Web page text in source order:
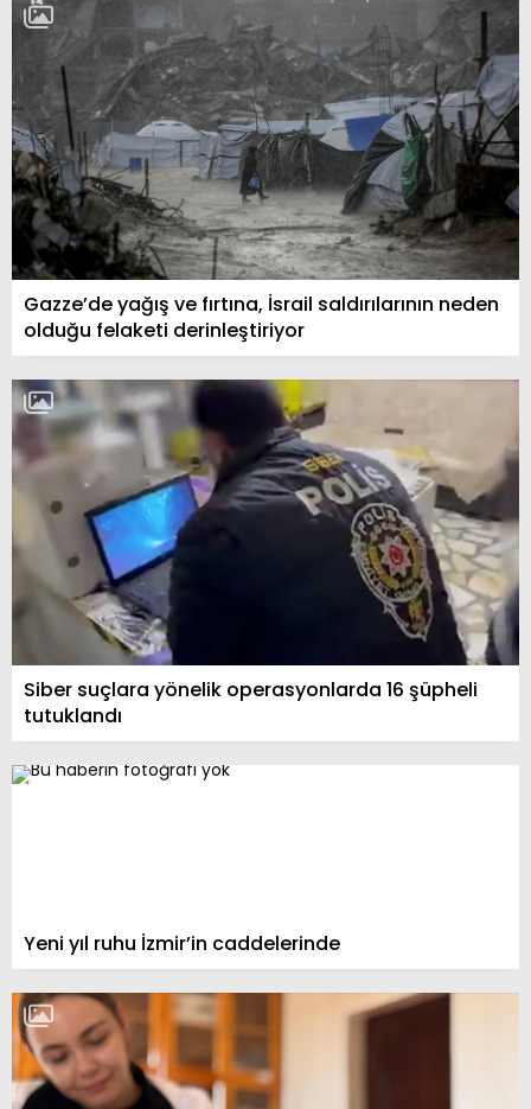
Gazze’de yağış ve fırtına, İsrail saldırılarının neden
olduğu felaketi derinleştiriyor
Siber suçlara yönelik operasyonlarda 16 şüpheli
tutuklandı
Yeni yıl ruhu İzmir’in caddelerinde